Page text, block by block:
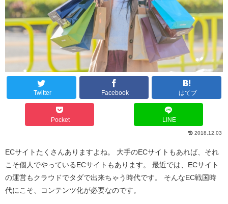
Twitter Facebook はてブ
Pocket LINE
2018.12.03
ECサイトたくさんありますよね。 大手のECサイトもあれば、それ
こそ個人でやっているECサイトもあります。 最近では、ECサイト
の運営もクラウドでタダで出来ちゃう時代です。 そんなEC戦国時
代にこそ、コンテンツ化が必要なのです。